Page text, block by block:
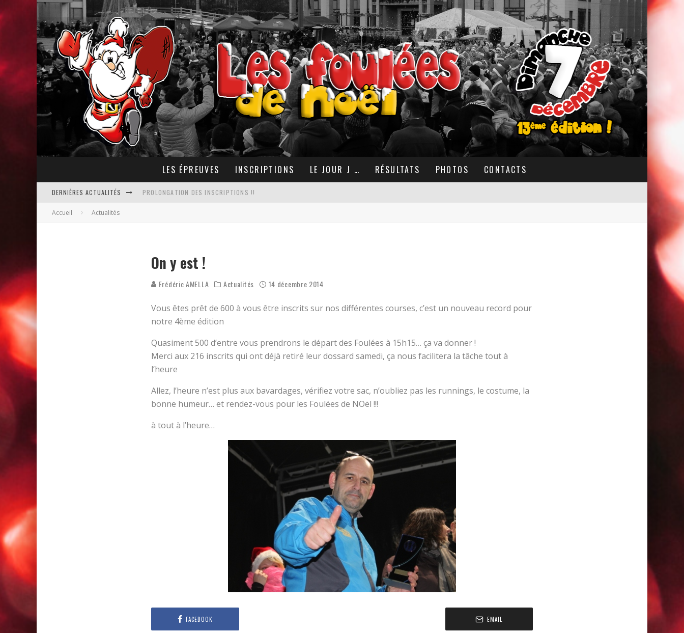
LES ÉPREUVES INSCRIPTIONS LE JOUR J … RÉSULTATS PHOTOS CONTACTS
DERNIÈRES ACTUALITÉS PROLONGATION DES INSCRIPTIONS !!
Accueil Actualités
On y est !
Frédéric AMELLA Actualités 14 décembre 2014
Vous êtes prêt de 600 à vous être inscrits sur nos différentes courses, c’est un nouveau record pour
notre 4ème édition
Quasiment 500 d’entre vous prendrons le départ des Foulées à 15h15… ça va donner !
Merci aux 216 inscrits qui ont déjà retiré leur dossard samedi, ça nous facilitera la tâche tout à
l’heure
Allez, l’heure n’est plus aux bavardages, vérifiez votre sac, n’oubliez pas les runnings, le costume, la
bonne humeur… et rendez-vous pour les Foulées de NOël !!!
à tout à l’heure…
FACEBOOK EMAIL